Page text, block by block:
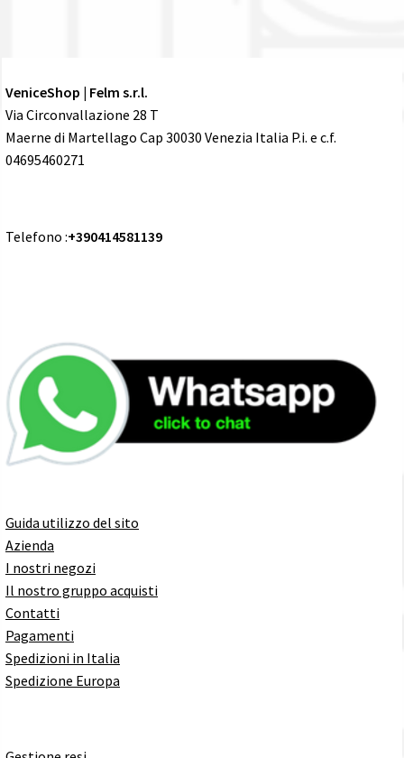
VeniceShop | Felm s.r.l.
Via Circonvallazione 28 T
Maerne di Martellago Cap 30030 Venezia Italia P.i. e c.f.
04695460271
Telefono :+390414581139
Guida utilizzo del sito
Azienda
I nostri negozi
Il nostro gruppo acquisti
Contatti
Pagamenti
Spedizioni in Italia
Spedizione Europa